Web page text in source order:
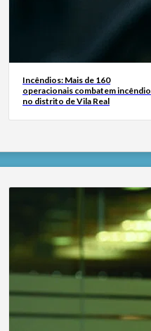
Incêndios: Mais de 160
operacionais combatem incêndio
no distrito de Vila Real